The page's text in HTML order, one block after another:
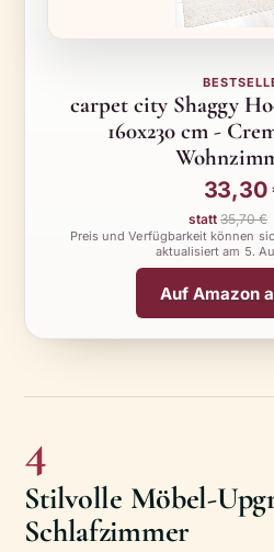
carpet city Shaggy
160x230 cm -
33,30
statt 35,70 €
Preis und Verfügbarkeit können
aktualisiert am 5.
Auf Amazon
4
Stilvolle Möbel-
Schlafzimmer